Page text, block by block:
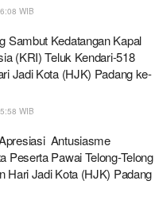
WIB
Sambut Kedatangan Kapal
(KRI) Teluk Kendari-518
Jadi Kota (HJK) Padang ke-
WIB
Antusiasme
Peserta Pawai Telong-Telong
Hari Jadi Kota (HJK) Padang